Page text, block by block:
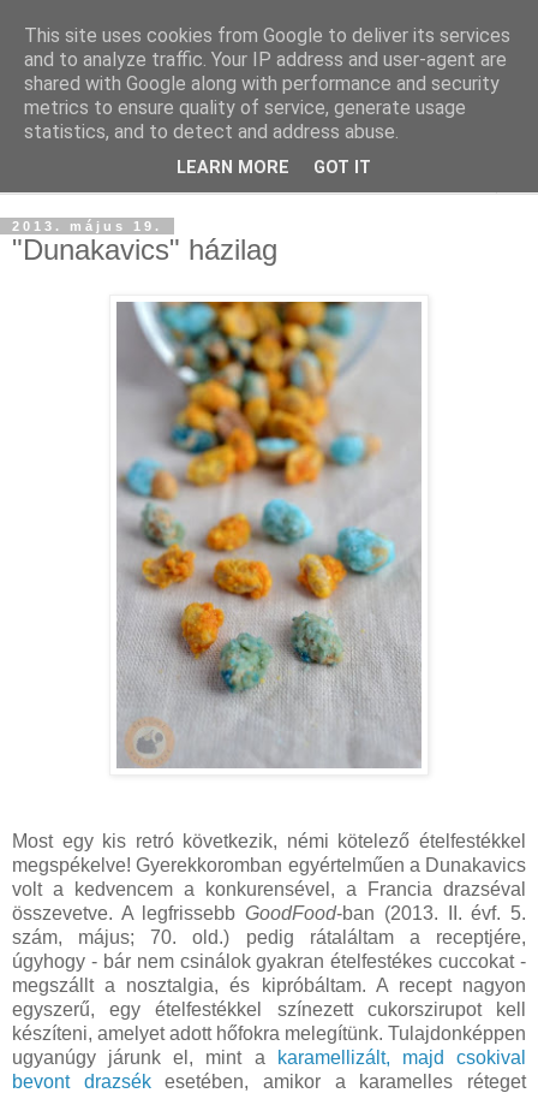
2013. május 19.
"Dunakavics" házilag
Most egy kis retró következik, némi kötelező ételfestékkel
megspékelve! Gyerekkoromban egyértelműen a Dunakavics
volt a kedvencem a konkurensével, a Francia drazséval
összevetve. A legfrissebbGoodFood-ban (2013. II. évf. 5.
szám, május; 70. old.) pedig rátaláltam a receptjére,
úgyhogy - bár nem csinálok gyakran ételfestékes cuccokat -
megszállt a nosztalgia, és kipróbáltam. A recept nagyon
egyszerű, egy ételfestékkel színezett cukorszirupot kell
készíteni, amelyet adott hőfokra melegítünk. Tulajdonképpen
ugyanúgy járunk el, mint a
karamellizált, majd csokival
bevont drazsékesetében, amikor a karamelles réteget
This site uses cookies from Google to deliver its services
and to analyze traffic. Your IP address and user-agent are
shared with Google along with performance and security
metrics to ensure quality of service, generate usage
statistics, and to detect and address abuse.
LEARN MORE GOT IT